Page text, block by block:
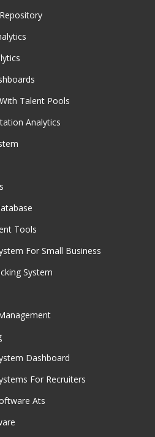
Talent Pools
Analytics
Tools
For Small Business
System
Dashboard
For Recruiters
Ats